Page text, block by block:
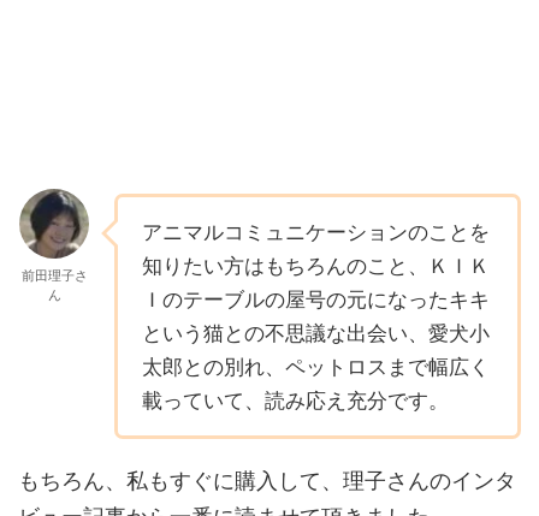
前田理子さ
ん
アニマルコミュニケーションのことを
知りたい方はもちろんのこと、ＫＩＫ
Ｉのテーブルの屋号の元になったキキ
という猫との不思議な出会い、愛犬小
太郎との別れ、ペットロスまで幅広く
載っていて、読み応え充分です。
もちろん、私もすぐに購入して、理子さんのインタ